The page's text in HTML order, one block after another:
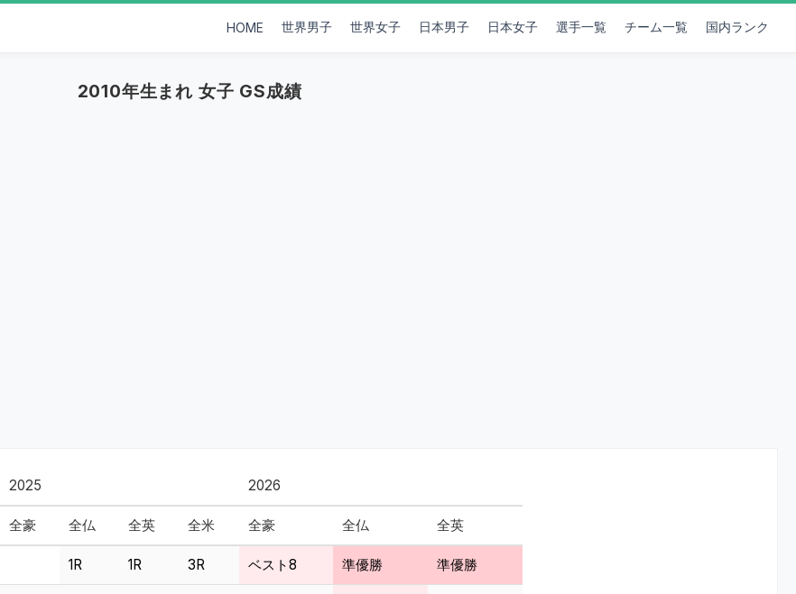
HOME 世界男子 世界女子 日本男子 日本女子 選手一覧 チーム一覧 国内ランク
2010年生まれ 女子 GS成績
2025 2026
全豪 全仏 全英 全米 全豪 全仏 全英
1R 1R 3R ベスト8 準優勝 準優勝